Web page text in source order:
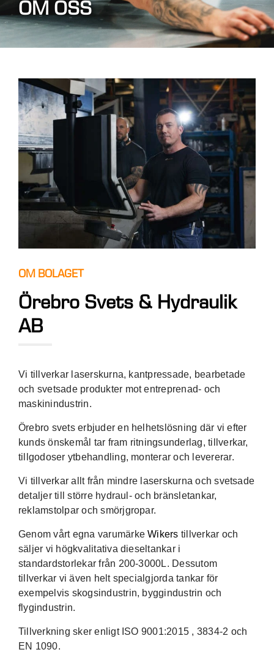
OM OSS
OM BOLAGET
Örebro Svets & Hydraulik
AB
Vi tillverkar laserskurna, kantpressade, bearbetade
och svetsade produkter mot entreprenad- och
maskinindustrin.
Örebro svets erbjuder en helhetslösning där vi efter
kunds önskemål tar fram ritningsunderlag, tillverkar,
tillgodoser ytbehandling, monterar och levererar.
Vi tillverkar allt från mindre laserskurna och svetsade
detaljer till större hydraul- och bränsletankar,
reklamstolpar och smörjgropar.
Genom vårt egna varumärkeWikers tillverkar och
säljer vi högkvalitativa dieseltankar i
standardstorlekar från 200-3000L. Dessutom
tillverkar vi även helt specialgjorda tankar för
exempelvis skogsindustrin, byggindustrin och
flygindustrin.
Tillverkning sker enligt ISO 9001:2015 , 3834-2 och
EN 1090.